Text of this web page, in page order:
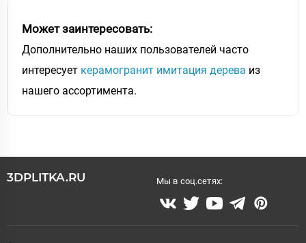
Может заинтересовать:
Дополнительно наших пользователей часто
интересует керамогранит имитация дерева из
нашего ассортимента.
3DPLITKA.RU Мы в соц.сетях: